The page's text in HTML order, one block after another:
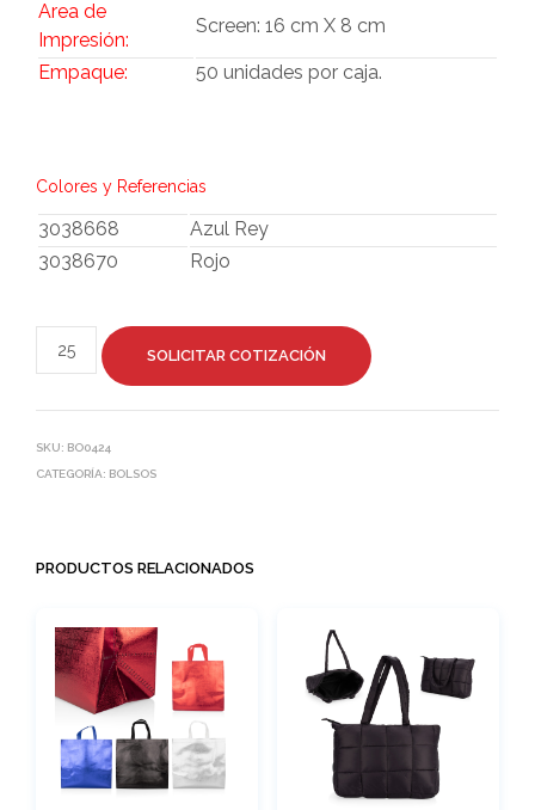
Area de
Impresión:
Screen: 16 cm X 8 cm
Empaque: 50 unidades por caja.
Colores y Referencias
3038668
Azul Rey
3038670
Rojo
SOLICITAR COTIZACIÓN
SKU: BO0424
CATEGORÍA: BOLSOS
PRODUCTOS RELACIONADOS